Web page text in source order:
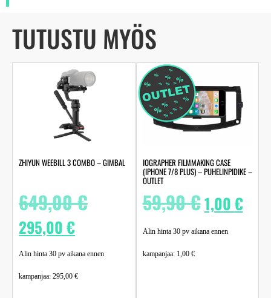
TUTUSTU MYÖS
ZHIYUN WEEBILL 3 COMBO – GIMBAL
649,00€
295,00€
Alin hinta 30 pv aikana ennen
kampanjaa: 295,00 €
IOGRAPHER FILMMAKING CASE
(IPHONE 7/8 PLUS) – PUHELINPIDIKE –
OUTLET
59,90€1,00€
Alin hinta 30 pv aikana ennen
kampanjaa: 1,00 €